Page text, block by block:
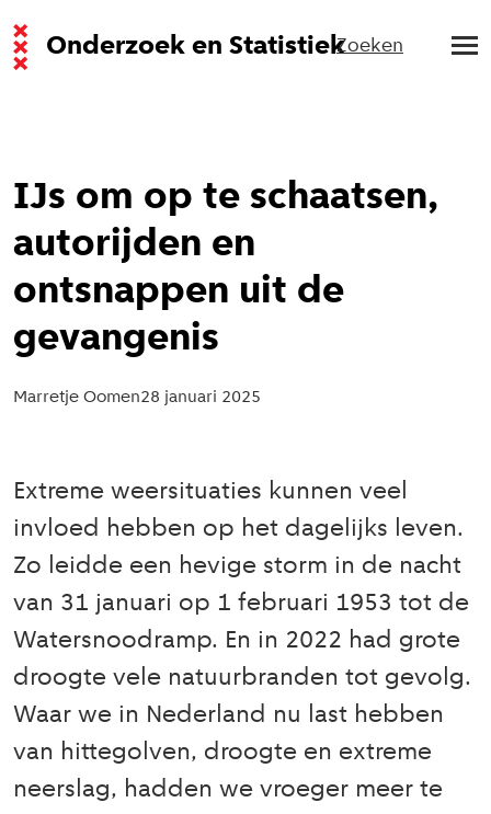
Onderzoek en StatistiekZoeken
IJs om op te schaatsen,
autorijden en
ontsnappen uit de
gevangenis
Marretje Oomen28 januari 2025
Extreme weersituaties kunnen veel
invloed hebben op het dagelijks leven.
Zo leidde een hevige storm in de nacht
van 31 januari op 1 februari 1953 tot de
Watersnoodramp. En in 2022 had grote
droogte vele natuurbranden tot gevolg.
Waar we in Nederland nu last hebben
van hittegolven, droogte en extreme
neerslag, hadden we vroeger meer te